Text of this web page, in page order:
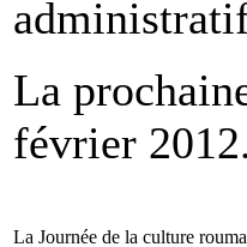
La
février 2012.
La Journée de la culture